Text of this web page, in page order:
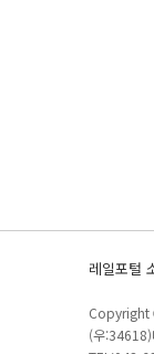
레일포털
Copyright
(우:34618)